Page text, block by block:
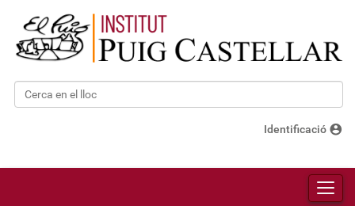
Cerca
Identificació account_circle